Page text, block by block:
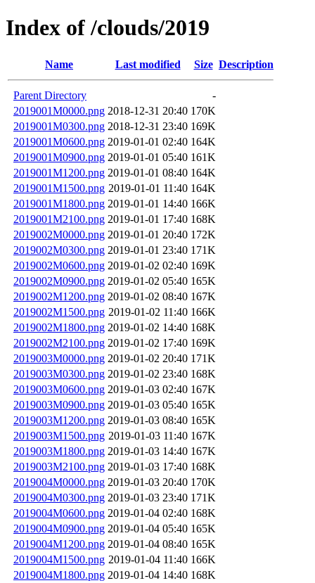
Index of /clouds/2019
Name Last modified Size Description
Parent Directory
-
2019001M0000.png 2018-12-31 20:40 170K
2019001M0300.png 2018-12-31 23:40 169K
2019001M0600.png 2019-01-01 02:40 164K
2019001M0900.png 2019-01-01 05:40 161K
2019001M1200.png 2019-01-01 08:40 164K
2019001M1500.png 2019-01-01 11:40 164K
2019001M1800.png 2019-01-01 14:40 166K
2019001M2100.png 2019-01-01 17:40 168K
2019002M0000.png 2019-01-01 20:40 172K
2019002M0300.png 2019-01-01 23:40 171K
2019002M0600.png 2019-01-02 02:40 169K
2019002M0900.png 2019-01-02 05:40 165K
2019002M1200.png 2019-01-02 08:40 167K
2019002M1500.png 2019-01-02 11:40 166K
2019002M1800.png 2019-01-02 14:40 168K
2019002M2100.png 2019-01-02 17:40 169K
2019003M0000.png 2019-01-02 20:40 171K
2019003M0300.png 2019-01-02 23:40 168K
2019003M0600.png 2019-01-03 02:40 167K
2019003M0900.png 2019-01-03 05:40 165K
2019003M1200.png 2019-01-03 08:40 165K
2019003M1500.png 2019-01-03 11:40 167K
2019003M1800.png 2019-01-03 14:40 167K
2019003M2100.png 2019-01-03 17:40 168K
2019004M0000.png 2019-01-03 20:40 170K
2019004M0300.png 2019-01-03 23:40 171K
2019004M0600.png 2019-01-04 02:40 168K
2019004M0900.png 2019-01-04 05:40 165K
2019004M1200.png 2019-01-04 08:40 165K
2019004M1500.png 2019-01-04 11:40 166K
2019004M1800.png 2019-01-04 14:40 168K